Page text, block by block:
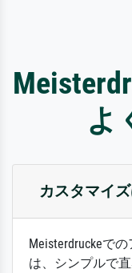
よ
カスタマイ
Meisterdruckeで
は、シンプルで